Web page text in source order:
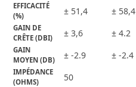
EFFICACITÉ
(%)
± 51,4 ± 58,4
GAIN DE
CRÊTE (DBI)
± 3,6 ± 4.2
GAIN
MOYEN (DB)
± -2.9 ± -2.4
IMPÉDANCE
(OHMS)
50